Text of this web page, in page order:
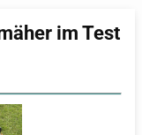
im Test